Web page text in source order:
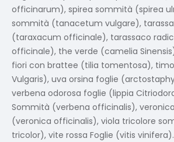
officinarum), spirea sommità (spirea
sommità (tanacetum vulgare),
(taraxacum officinale), tarassaco
officinale), the verde (camelia
fiori con brattee (tilia tomentosa),
Vulgaris), uva orsina foglie
verbena odorosa foglie (lippia
Sommità (verbena officinalis),
(veronica officinalis), viola tricolore
tricolor), vite rossa Foglie (vitis vinifera).